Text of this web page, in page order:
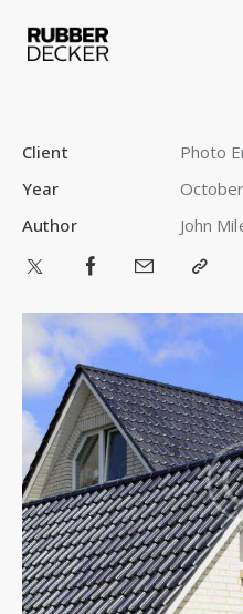
Client
Photo
Year
Author
John